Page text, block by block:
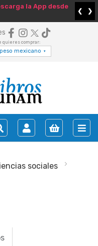
la App desde
❮ ❯
quieres comprar:
mexicano ▾
sociales